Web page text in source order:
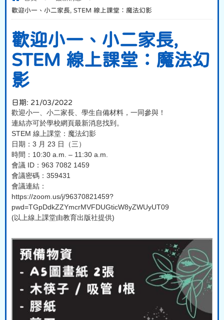
歡迎小一、小二家長, STEM 線上課堂：魔法幻影
歡迎小一、小二家長,
STEM 線上課堂：魔法幻
影
日期: 21/03/2022
歡迎小一、小二家長、學生自備材料，一同參與！
連結亦可於學校網頁最新消息找到。
STEM 線上課堂：魔法幻影
日期：3 月 23 日（三）
時間：10:30 a.m. – 11:30 a.m.
會議 ID：963 7082 1459
會議密碼：359431
會議連結：
https://zoom.us/j/96370821459?
pwd=TGpDdkZZYmcrMVFDUGticW8yZWUyUT09
(以上線上課堂由教育出版社提供)